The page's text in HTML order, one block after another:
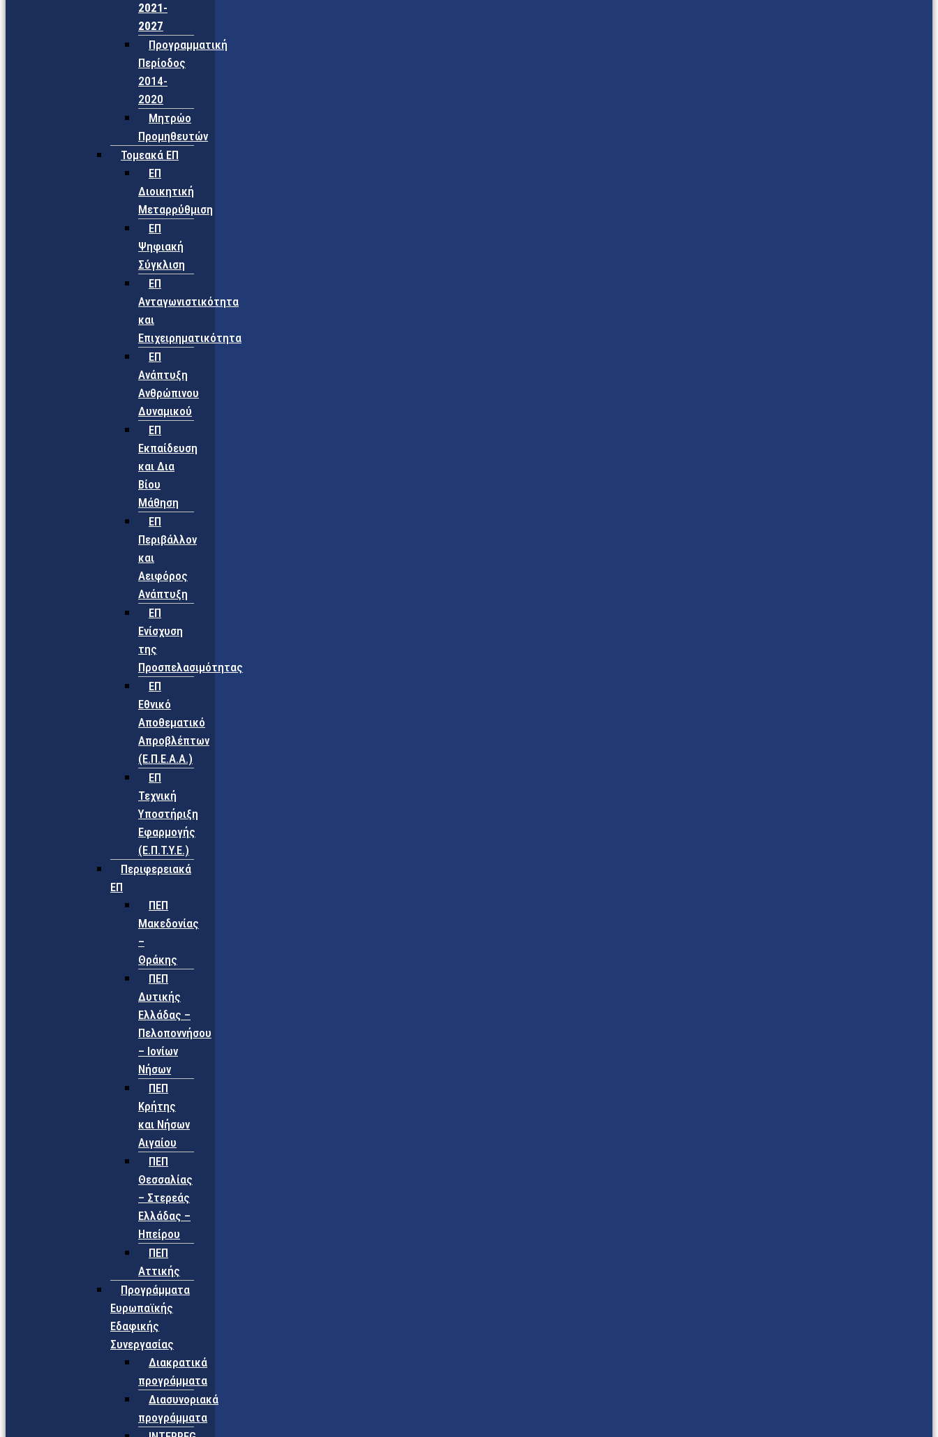
2021-
2027
Προγραμματική
Περίοδος
2014-
2020
Μητρώο
Προμηθευτών
Τομεακά ΕΠ
ΕΠ
Διοικητική
Μεταρρύθμιση
ΕΠ
Ψηφιακή
Σύγκλιση
ΕΠ
Ανταγωνιστικότητα
και
Επιχειρηματικότητα
ΕΠ
Ανάπτυξη
Ανθρώπινου
Δυναμικού
ΕΠ
Εκπαίδευση
και Δια
Βίου
Μάθηση
ΕΠ
Περιβάλλον
και
Αειφόρος
Ανάπτυξη
ΕΠ
Ενίσχυση
της
Προσπελασιμότητας
ΕΠ
Εθνικό
Αποθεματικό
Απροβλέπτων
(Ε.Π.Ε.Α.Α.)
ΕΠ
Τεχνική
Υποστήριξη
Εφαρμογής
(Ε.Π.Τ.Υ.Ε.)
Περιφερειακά
ΕΠ
ΠΕΠ
Μακεδονίας
–
Θράκης
ΠΕΠ
Δυτικής
Ελλάδας –
Πελοποννήσου
– Ιονίων
Νήσων
ΠΕΠ
Κρήτης
και Νήσων
Αιγαίου
ΠΕΠ
Θεσσαλίας
– Στερεάς
Ελλάδας –
Ηπείρου
ΠΕΠ
Αττικής
Προγράμματα
Ευρωπαϊκής
Εδαφικής
Συνεργασίας
Διακρατικά
προγράμματα
Διασυνοριακά
προγράμματα